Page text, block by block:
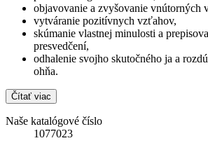
objavovanie a zvyšovanie vnútorných
vytváranie pozitívnych vzťahov,
skúmanie vlastnej minulosti a
presvedčení,
odhalenie svojho skutočného ja a
ohňa.
Čítať viac
Naše katalógové číslo
1077023